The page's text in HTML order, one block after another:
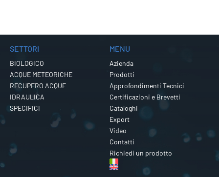
SETTORI
BIOLOGICO
ACQUE METEORICHE
RECUPERO ACQUE
IDRAULICA
SPECIFICI
MENU
Azienda
Prodotti
Approfondimenti Tecnici
Certificazioni e Brevetti
Cataloghi
Export
Video
Contatti
Richiedi un prodotto